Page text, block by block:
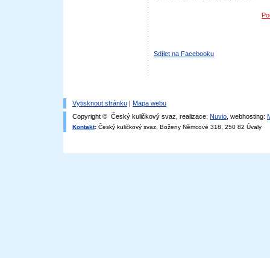
Sdílet na Facebooku
Vytisknout stránku | Mapa webu
Copyright © Český kuličkový svaz, realizace: Nuvio , webhosting:
Kontakt: Český kuličkový svaz, Boženy Němcové 318, 250 82 Úvaly